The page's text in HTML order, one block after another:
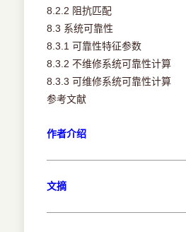
8.2.2 阻抗匹配
8.3 系统可靠性
8.3.1 可靠性特征参数
8.3.2 不维修系统可靠性计算
8.3.3 可维修系统可靠性计算
参考文献
作者介绍
文摘